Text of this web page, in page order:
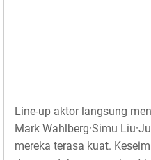
Line-up aktor langsung
Mark Wahlberg·Simu
mereka terasa kuat.